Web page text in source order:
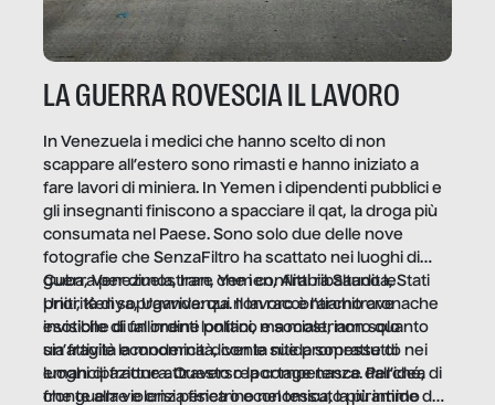
LA GUERRA ROVESCIA IL LAVORO
In Venezuela i medici che hanno scelto di non
scappare all’estero sono rimasti e hanno iniziato a
fare lavori di miniera. In Yemen i dipendenti pubblici e
gli insegnanti finiscono a spacciare il qat, la droga più
consumata nel Paese. Sono solo due delle nove
fotografie che SenzaFiltro ha scattato nei luoghi di
guerra per dimostrare che i conflitti ribaltano le
priorità di sopravvivenza. Il lavoro è l’architrave
invisibile di un ordine politico e sociale, non solo
un’attività economica: diventa nitida soprattutto nei
luoghi di frattura. Questo reportage nasce dall’idea
che guerre e crisi penetrino nel tessuto più intimo
Cuba, Venezuela, Iran, Yemen, Arabia Saudita, Stati
Uniti, Kenya, Uganda: qui non raccontiamo cronache
esotiche di fallimenti lontani, ma mostriamo quanto
sia fragile la modernità, con le sue promesse di
emancipazione attraverso la competenza. Perché, di
fronte alla violenza fisica o economica, la piramide del